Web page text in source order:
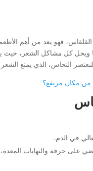
فهو يعد من أهم الأطعمة
ويحل كل مشاكل الشعر، حيث
علىعنصر النحاس، الذي يمنع
من مكان مرتفع؟
في الدم.
على حرقة والتهابات